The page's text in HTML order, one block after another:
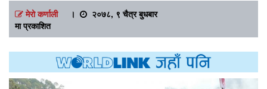
मेरो कर्णाली।
२०७८, ९ चैत्र बुधबार
मा प्रकाशित